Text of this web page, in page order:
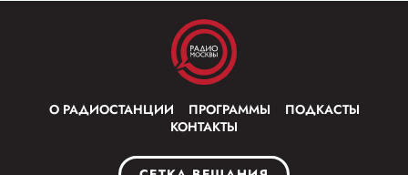
О РАДИОСТАНЦИИ ПРОГРАММЫ
ПОДКАСТЫ
КОНТАКТЫ